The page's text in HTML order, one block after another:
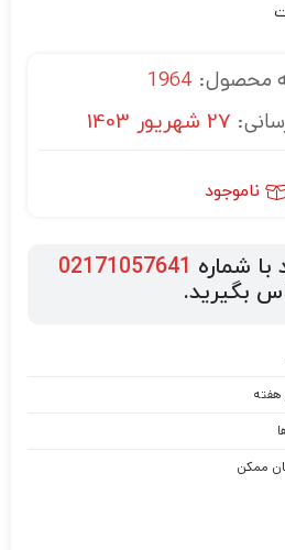
محصول: 1964
27 شهریور 1403
ناموجود
با شماره 02171057641
بگیرید.
ممکن